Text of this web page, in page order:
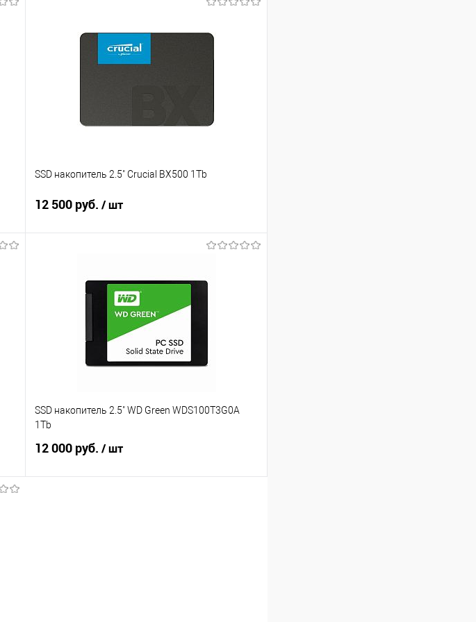
SSD накопитель 2.5" Crucial BX500 1Tb
12 500 руб. / шт
SSD накопитель 2.5" WD Green WDS100T3G0A
1Tb
12 000 руб. / шт